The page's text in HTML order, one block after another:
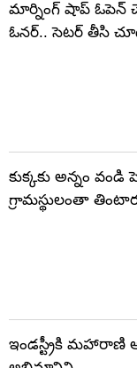
మార్నింగ్ షాప్ ఓపెన్
ఓనర్.. సెటర్ తీసి
కుక్కకు అన్నం
గ్రామస్థులంతా
ఇండస్ట్రీకి మహారాణి